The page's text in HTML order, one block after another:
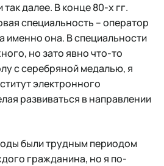
далее. В конце 80-х гг.
специальность – оператор
именно она. В специальности
но зато явно что-то
с серебряной медалью, я
электронного
развиваться в направлении
были трудным периодом
гражданина, но я по-